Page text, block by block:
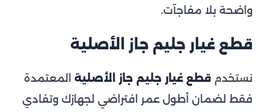
واضحة بلا مفاجآت.
قطع غيار جليم جاز الأصلية
نستخدم قطع غيار جليم جاز الأصلية المعتمدة
فقط لضمان أطول عمر افتراضي لجهازك وتفادي